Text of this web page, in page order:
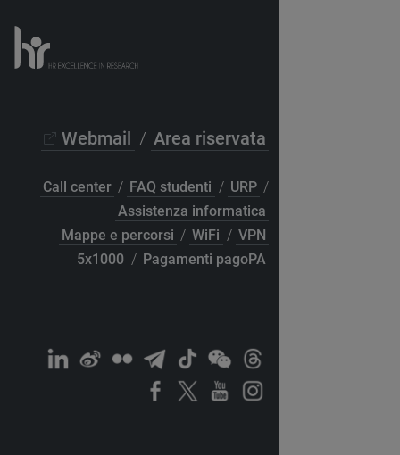
Webmail / Area riservata
Call center / FAQ studenti / URP /
Assistenza informatica
Mappe e percorsi / WiFi / VPN
5x1000 / Pagamenti pagoPA